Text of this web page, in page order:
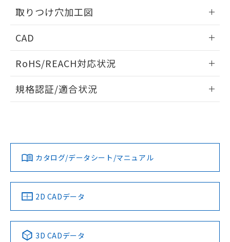
取りつけ穴加工図
CAD
ドすることができます。
ログイン/会員登録
ダウンロードデータをご利用いただく前に、以下を必ずお読
みください。
ソフトウェアの使用条件
RoHS/REACH対応状況
EU RoHS 注意事項・凡例
対応済み
中国 RoHS 注意事項・凡例
規格認証/適合状況
LR型式承認
（イギリス
船舶規格）
DNV型式承認
（ノルウェー
BV型式承認
（フランス
KR型式
（韓国
No No No No
カタログ/データシート/マニュアル
2D CADデータ
3D CADデータ
既に当社にて対応品への在庫切替を完了
していることから、特段のことがない限
り、2022年1月12日より割愛しておりま